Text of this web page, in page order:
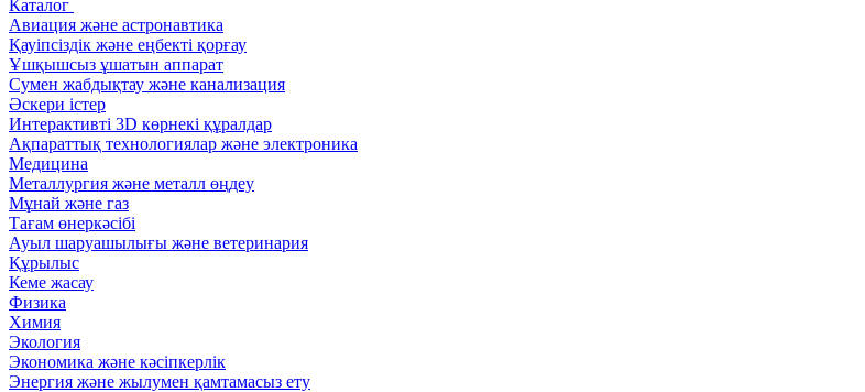
Каталог
Авиация және астронавтика
Қауіпсіздік және еңбекті қорғау
Ұшқышсыз ұшатын аппарат
Сумен жабдықтау және канализация
Әскери істер
Интерактивті 3D көрнекі құралдар
Ақпараттық технологиялар және электроника
Медицина
Металлургия және металл өңдеу
Мұнай және газ
Тағам өнеркәсібі
Ауыл шаруашылығы және ветеринария
Құрылыс
Кеме жасау
Физика
Химия
Экология
Экономика және кәсіпкерлік
Энергия және жылумен қамтамасыз ету